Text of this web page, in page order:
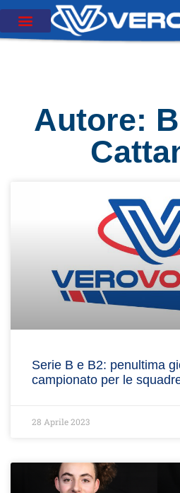
Autore:
Serie B e B2: penultima
campionato per le
28 Aprile 2023